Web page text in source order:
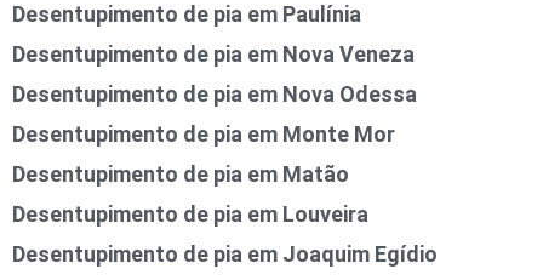
Desentupimento de pia em Paulínia
Desentupimento de pia em Nova Veneza
Desentupimento de pia em Nova Odessa
Desentupimento de pia em Monte Mor
Desentupimento de pia em Matão
Desentupimento de pia em Louveira
Desentupimento de pia em Joaquim Egídio